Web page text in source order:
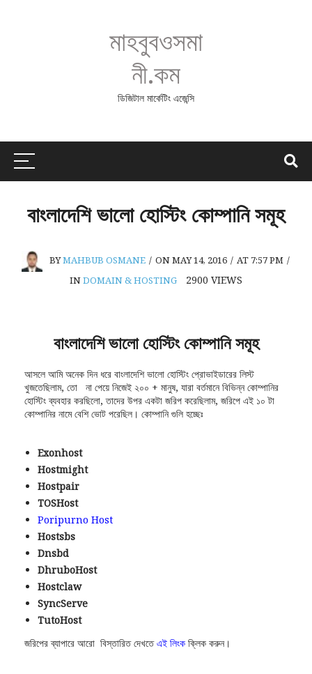
মাহবুবওসমা
নী.কম
ডিজিটাল মার্কেটিং এজেন্সি
বাংলাদেশি ভালো হোস্টিং কোম্পানি সমূহ
BYMAHBUB OSMANE / ON MAY 14, 2016 / AT 7:57 PM /
INDOMAIN & HOSTING 2900 VIEWS
বাংলাদেশি ভালো হোস্টিং কোম্পানি সমূহ
আসলে আমি অনেক দিন ধরে বাংলাদেশি ভালো হোস্টিং প্রোভাইডারের লিস্ট
খুজতেছিলাম, তো না পেয়ে নিজেই ২০০ + মানুষ, যারা বর্তমানে বিভিন্ন কোম্পানির
হোস্টিং ব্যবহার করছিলো, তাদের উপর একটা জরিপ করেছিলাম, জরিপে এই ১০ টা
কোম্পানির নামে বেশি ভোট পরেছিল। কোম্পানি গুলি হচ্ছেঃ
Exonhost
Hostmight
Hostpair
TOSHost
Poripurno Host
Hostsbs
Dnsbd
DhruboHost
Hostclaw
SyncServe
TutoHost
জরিপের ব্যাপারে আরো বিস্তারিত দেখতেএই লিংক ক্লিক করুন।